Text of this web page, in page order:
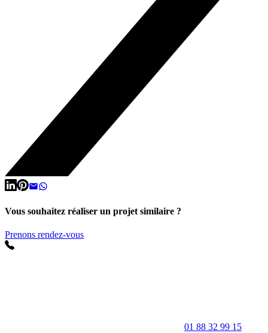
Vous souhaitez réaliser un projet similaire ?
Prenons rendez-vous
01 88 32 99 15